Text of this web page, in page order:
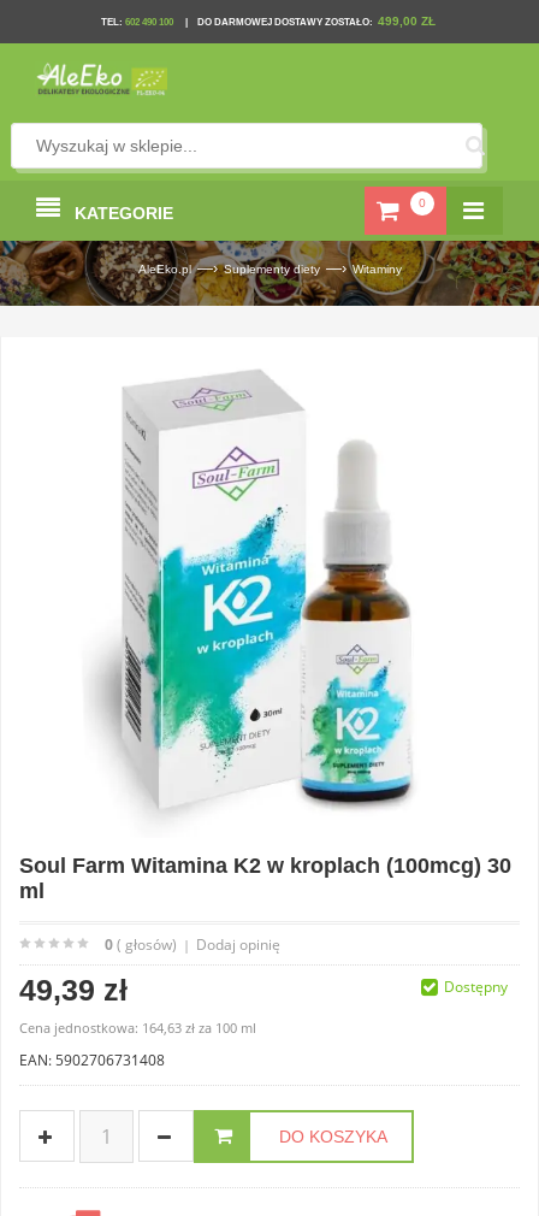
TEL: 602 490 100 DO DARMOWEJ DOSTAWY ZOSTAŁO: 499,00 ZŁ
0
KATEGORIE
AleEko.pl —› Suplementy diety —› Witaminy
Soul Farm Witamina K2 w kroplach (100mcg) 30
ml
0( głosów) | Dodaj opinię
49,39 zł
Cena jednostkowa: 164,63 zł za 100 ml
EAN: 5902706731408
DO KOSZYKA
Dostępny